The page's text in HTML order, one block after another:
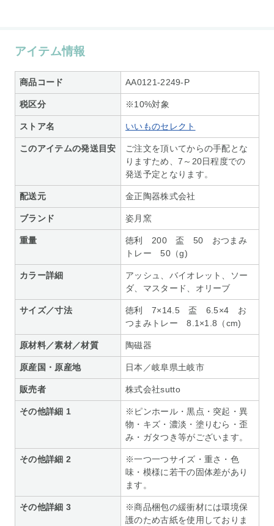
アイテム情報
商品コード AA0121-2249-P
税区分 ※10%対象
ストア名 いいものセレクト
このアイテムの発送目安
ご注文を頂いてからの手配とな
りますため、7～20日程度での
発送予定となります。
配送元 金正陶器株式会社
ブランド 姿月窯
重量
徳利 200 盃 50 おつまみ
トレー 50（g)
カラー詳細
アッシュ、バイオレット、ソー
ダ、マスタード、オリーブ
サイズ／寸法
徳利 7×14.5 盃 6.5×4 お
つまみトレー 8.1×1.8（cm)
原材料／素材／材質 陶磁器
原産国・原産地 日本／岐阜県土岐市
販売者 株式会社sutto
その他詳細 1
※ピンホール・黒点・突起・異
物・キズ・濃淡・塗りむら・歪
み・ガタつき等がございます。
その他詳細 2
※一つ一つサイズ・重さ・色
味・模様に若干の固体差があり
ます。
その他詳細 3
※商品梱包の緩衝材には環境保
護のため古紙を使用しておりま